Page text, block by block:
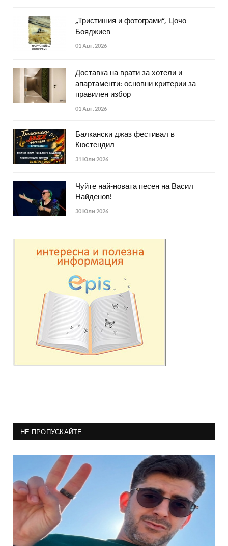
„Тристишия и фотограми“, Цочо
Бояджиев
01 Авг. 2026
Доставка на врати за хотели и
апартаменти: основни критерии за
правилен избор
01 Авг. 2026
Балкански джаз фестивал в
Кюстендил
31 Юли 2026
Чуйте най-новата песен на Васил
Найденов!
30 Юли 2026
НЕ ПРОПУСКАЙТЕ